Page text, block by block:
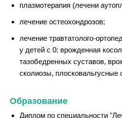
плазмотерапия (лечени
лечение остеохондрозов;
лечение травтатолого-
у детей с 0: врожденная
тазобедренных суставов,
сколиозы, плосковальгусные
Образование
Диплом по специальности